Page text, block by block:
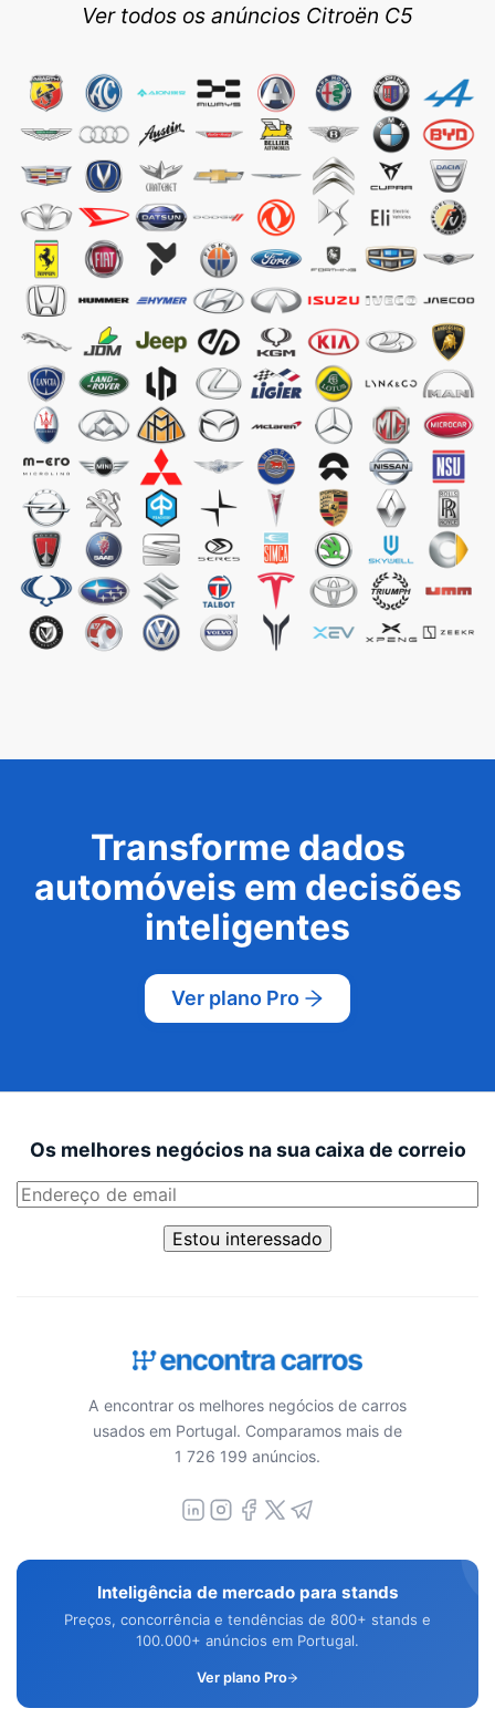
Ver todos os anúncios Citroën C5
Transforme dados
automóveis em decisões
inteligentes
Ver plano Pro
Os melhores negócios na sua caixa de correio
Estou interessado
A encontrar os melhores negócios de carros
usados em Portugal. Comparamos mais de
1 726 199 anúncios.
Inteligência de mercado para stands
Preços, concorrência e tendências de 800+ stands e
100.000+ anúncios em Portugal.
Ver plano Pro